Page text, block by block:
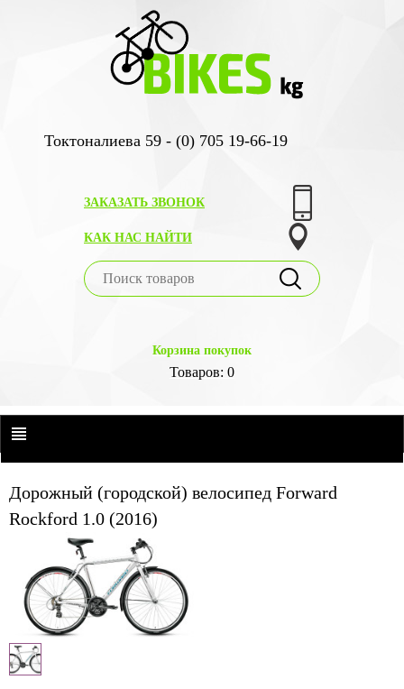
Токтоналиева 59 - (0) 705 19-66-19
ЗАКАЗАТЬ ЗВОНОК
КАК НАС НАЙТИ
Корзина покупок
Товаров: 0
Дорожный (городской) велосипед Forward
Rockford 1.0 (2016)